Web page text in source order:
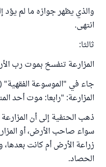
والذي يظهر جوازه ما لم
انتهى.
ثالثا:
المزارعة تنفسخ بموت رب
المزارعة: "رابعا: موت أحد
ذهب الحنفية إلى أن
سواء صاحب الأرض، أو
زراعة الأرض أم كانت بعدها،
الحصاد.